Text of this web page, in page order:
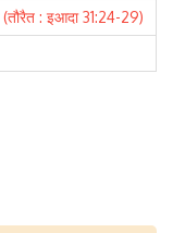
: इआदा 31:24-29)